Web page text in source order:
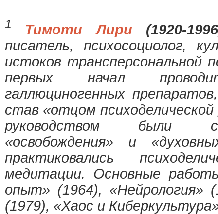
1 Тимоти Лири (1920-
писатель, психосоциолог,
истоков трансперсональной
первых начал
галлюциногенных
став «отцом
руководством были
«освобождения» и
практиковались
медитации. Основные
опыт» (1964), «Нейрология»
(1979), «Хаос и